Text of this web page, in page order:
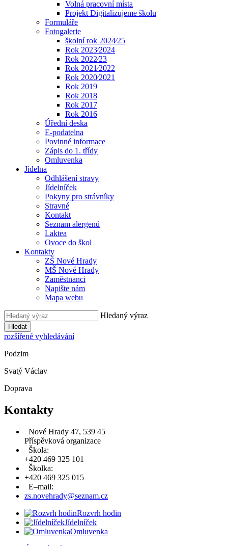
Volná pracovní místa
Projekt Digitalizujeme školu
Formuláře
Fotogalerie
školní rok 2024⁄25
Rok 2023⁄2024
Rok 2022⁄23
Rok 2021⁄2022
Rok 2020⁄2021
Rok 2019
Rok 2018
Rok 2017
Rok 2016
Úřední deska
E-podatelna
Povinné informace
Zápis do 1. třídy
Omluvenka
Jídelna
Odhlášení stravy
Jídelníček
Pokyny pro strávníky
Stravné
Kontakt
Seznam alergenů
Laktea
Ovoce do škol
Kontakty
ZŠ Nové Hrady
MŠ Nové Hrady
Zaměstnanci
Napište nám
Mapa webu
Hledaný výraz
Hledat
rozšířené vyhledávání
Podzim
Svatý Václav
Doprava
Kontakty
Nové Hrady 47, 539 45
Příspěvková organizace
Škola:
+420 469 325 101
Školka:
+420 469 325 015
E–mail:
zs.novehrady@seznam.cz
Rozvrh hodin
Jídelníček
Omluvenka